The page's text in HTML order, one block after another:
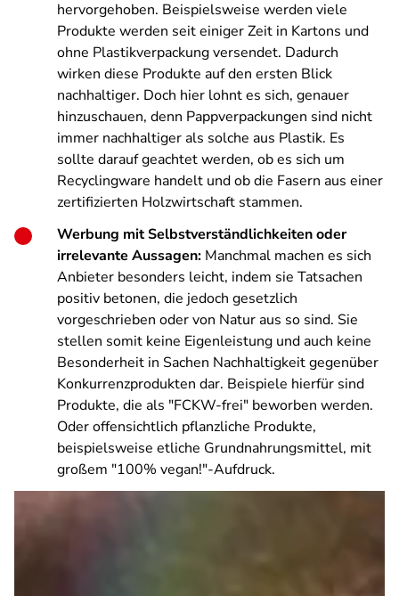
hervorgehoben. Beispielsweise werden viele
Produkte werden seit einiger Zeit in Kartons und
ohne Plastikverpackung versendet. Dadurch
wirken diese Produkte auf den ersten Blick
nachhaltiger. Doch hier lohnt es sich, genauer
hinzuschauen, denn Pappverpackungen sind nicht
immer nachhaltiger als solche aus Plastik. Es
sollte darauf geachtet werden, ob es sich um
Recyclingware handelt und ob die Fasern aus einer
zertifizierten Holzwirtschaft stammen.
Werbung mit Selbstverständlichkeiten oder
irrelevante Aussagen: Manchmal machen es sich
Anbieter besonders leicht, indem sie Tatsachen
positiv betonen, die jedoch gesetzlich
vorgeschrieben oder von Natur aus so sind. Sie
stellen somit keine Eigenleistung und auch keine
Besonderheit in Sachen Nachhaltigkeit gegenüber
Konkurrenzprodukten dar. Beispiele hierfür sind
Produkte, die als "FCKW-frei" beworben werden.
Oder offensichtlich pflanzliche Produkte,
beispielsweise etliche Grundnahrungsmittel, mit
großem "100% vegan!"-Aufdruck.